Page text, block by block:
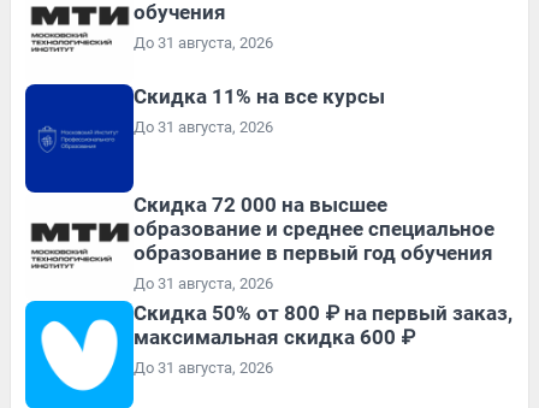
обучения
До 31 августа, 2026
Скидка 11% на все курсы
До 31 августа, 2026
Скидка 72 000 на высшее
образование и среднее специальное
образование в первый год обучения
До 31 августа, 2026
Скидка 50% от 800 ₽ на первый заказ,
максимальная скидка 600 ₽
До 31 августа, 2026